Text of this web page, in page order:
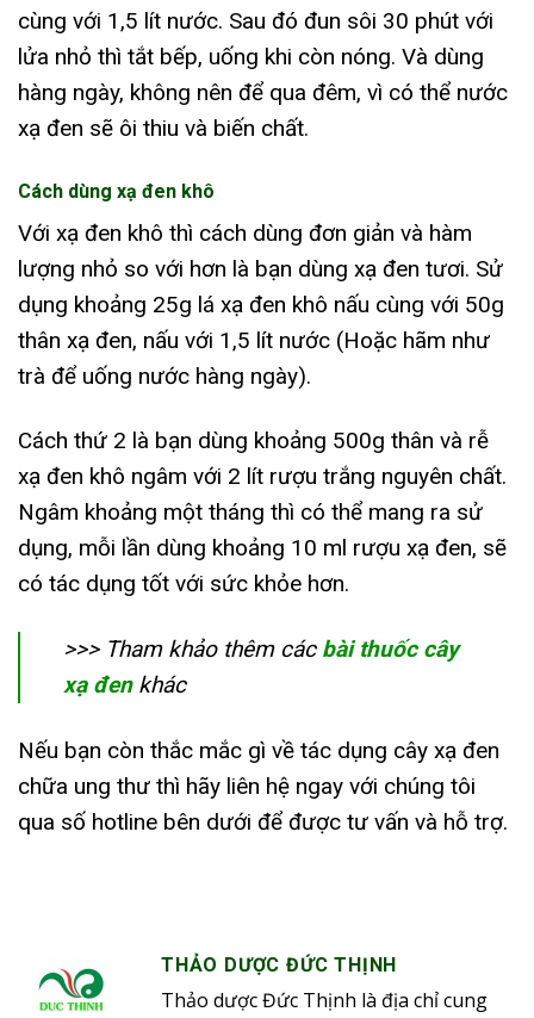
cùng với 1,5 lít nước. Sau đó đun sôi 30 phút với
lửa nhỏ thì tắt bếp, uống khi còn nóng. Và dùng
hàng ngày, không nên để qua đêm, vì có thể nước
xạ đen sẽ ôi thiu và biến chất.
Cách dùng xạ đen khô
Với xạ đen khô thì cách dùng đơn giản và hàm
lượng nhỏ so với hơn là bạn dùng xạ đen tươi. Sử
dụng khoảng 25g lá xạ đen khô nấu cùng với 50g
thân xạ đen, nấu với 1,5 lít nước (Hoặc hãm như
trà để uống nước hàng ngày).
Cách thứ 2 là bạn dùng khoảng 500g thân và rễ
xạ đen khô ngâm với 2 lít rượu trắng nguyên chất.
Ngâm khoảng một tháng thì có thể mang ra sử
dụng, mỗi lần dùng khoảng 10 ml rượu xạ đen, sẽ
có tác dụng tốt với sức khỏe hơn.
>>> Tham khảo thêm các bài thuốc cây
xạ đenkhác
Nếu bạn còn thắc mắc gì về tác dụng cây xạ đen
chữa ung thư thì hãy liên hệ ngay với chúng tôi
qua số hotline bên dưới để được tư vấn và hỗ trợ.
THẢO DƯỢC ĐỨC THỊNH
Thảo dược Đức Thịnh là địa chỉ cung